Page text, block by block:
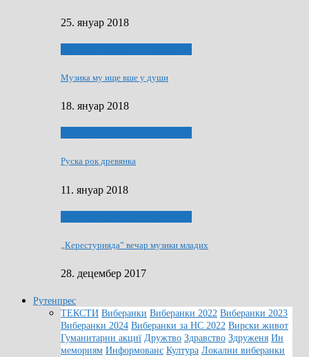
25. януар 2018
Музика му ище вше у души
18. януар 2018
Руска рок древянка
11. януар 2018
„Керестурияда” вечар музики младих
28. децембер 2017
Рутенпрес
ТЕКСТИ Виберанки Виберанки 2022 Виберанки 2023
Виберанки 2024 Виберанки за НС 2022 Вирски живот
Гуманитарни акциї Дружтво Здравство Здруженя Ин
мемориям Информованє Култура Локални виберанки